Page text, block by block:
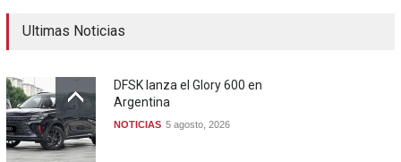
Ultimas Noticias
DFSK lanza el Glory 600 en
Argentina
NOTICIAS 5 agosto, 2026